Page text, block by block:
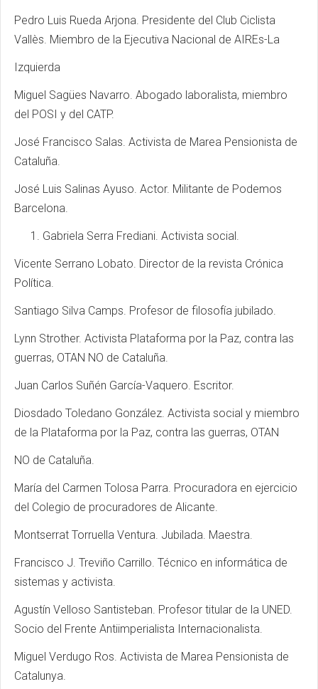
Pedro Luis Rueda Arjona. Presidente del Club Ciclista
Vallès. Miembro de la Ejecutiva Nacional de AIREs-La
Izquierda
Miguel Sagües Navarro. Abogado laboralista, miembro
del POSI y del CATP.
José Francisco Salas. Activista de Marea Pensionista de
Cataluña.
José Luis Salinas Ayuso. Actor. Militante de Podemos
Barcelona.
Gabriela Serra Frediani. Activista social.
Vicente Serrano Lobato. Director de la revista Crónica
Política.
Santiago Silva Camps. Profesor de filosofía jubilado.
Lynn Strother. Activista Plataforma por la Paz, contra las
guerras, OTAN NO de Cataluña.
Juan Carlos Suñén García-Vaquero. Escritor.
Diosdado Toledano González. Activista social y miembro
de la Plataforma por la Paz, contra las guerras, OTAN
NO de Cataluña.
María del Carmen Tolosa Parra. Procuradora en ejercicio
del Colegio de procuradores de Alicante.
Montserrat Torruella Ventura. Jubilada. Maestra.
Francisco J. Treviño Carrillo. Técnico en informática de
sistemas y activista.
Agustín Velloso Santisteban. Profesor titular de la UNED.
Socio del Frente Antiimperialista Internacionalista.
Miguel Verdugo Ros. Activista de Marea Pensionista de
Catalunya.